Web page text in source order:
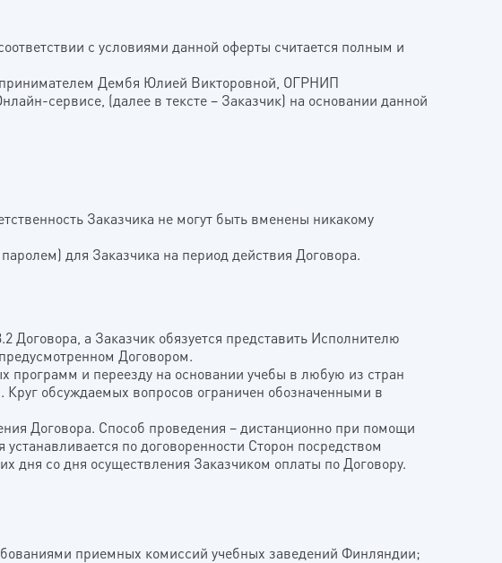
ЯЗЫКЕ
с условиями данной оферты считается полным и
Дембя Юлией Викторовной, ОГРНИП
сервисе, (далее в тексте – Заказчик) на основании данной
Заказчика не могут быть вменены никакому
для Заказчика на период действия Договора.
Договора, а Заказчик обязуется представить Исполнителю
Договором.
программ и переезду на основании учебы в любую из стран
Круг обсуждаемых вопросов ограничен обозначенными в
Договора. Способ проведения – дистанционно при помощи
по договоренности Сторон посредством
дня со дня осуществления Заказчиком оплаты по Договору.
приемных комиссий учебных заведений Финляндии;